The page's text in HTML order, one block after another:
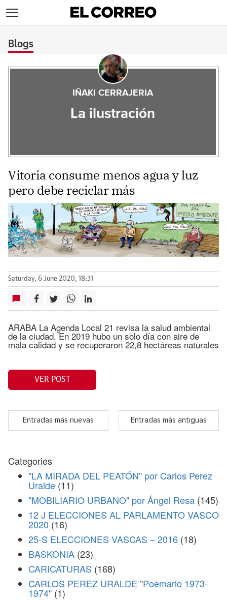
Blogs
IÑAKI CERRAJERIA
La ilustración
Vitoria consume menos agua y luz
pero debe reciclar más
Saturday, 6 June 2020, 18:31
ARABA La Agenda Local 21 revisa la salud ambiental
de la ciudad. En 2019 hubo un solo día con aire de
mala calidad y se recuperaron 22,8 hectáreas naturales
VER POST
Entradas más nuevas Entradas más antiguas
Categories
"LA MIRADA DEL PEATÓN" por Carlos Perez
Uralde (11)
"MOBILIARIO URBANO" por Ángel Resa (145)
12 J ELECCIONES AL PARLAMENTO VASCO
2020 (16)
25-S ELECCIONES VASCAS – 2016 (18)
BASKONIA (23)
CARICATURAS (168)
CARLOS PEREZ URALDE "Poemario 1973-
1974" (1)